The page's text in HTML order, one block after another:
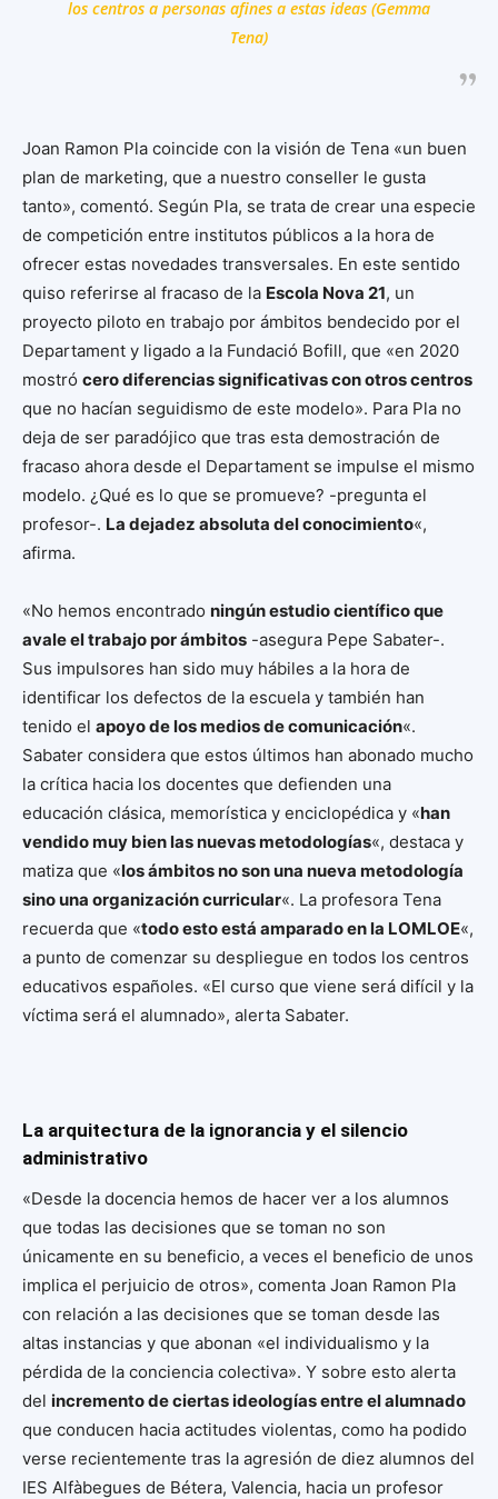
los centros a personas afines a estas ideas (Gemma
Tena)
Joan Ramon Pla coincide con la visión de Tena «un buen
plan de marketing, que a nuestro conseller le gusta
tanto», comentó. Según Pla, se trata de crear una especie
de competición entre institutos públicos a la hora de
ofrecer estas novedades transversales. En este sentido
quiso referirse al fracaso de la Escola Nova 21, un
proyecto piloto en trabajo por ámbitos bendecido por el
Departament y ligado a la Fundació Bofill, que «en 2020
mostró cero diferencias significativas con otros centros
que no hacían seguidismo de este modelo». Para Pla no
deja de ser paradójico que tras esta demostración de
fracaso ahora desde el Departament se impulse el mismo
modelo. ¿Qué es lo que se promueve? -pregunta el
profesor-. La dejadez absoluta del conocimiento«,
afirma.
«No hemos encontrado ningún estudio científico que
avale el trabajo por ámbitos -asegura Pepe Sabater-.
Sus impulsores han sido muy hábiles a la hora de
identificar los defectos de la escuela y también han
tenido el apoyo de los medios de comunicación«.
Sabater considera que estos últimos han abonado mucho
la crítica hacia los docentes que defienden una
educación clásica, memorística y enciclopédica y «han
vendido muy bien las nuevas metodologías«, destaca y
matiza que «los ámbitos no son una nueva metodología
sino una organización curricular«. La profesora Tena
recuerda que «todo esto está amparado en la LOMLOE«,
a punto de comenzar su despliegue en todos los centros
educativos españoles. «El curso que viene será difícil y la
víctima será el alumnado», alerta Sabater.
La arquitectura de la ignorancia y el silencio
administrativo
«Desde la docencia hemos de hacer ver a los alumnos
que todas las decisiones que se toman no son
únicamente en su beneficio, a veces el beneficio de unos
implica el perjuicio de otros», comenta Joan Ramon Pla
con relación a las decisiones que se toman desde las
altas instancias y que abonan «el individualismo y la
pérdida de la conciencia colectiva». Y sobre esto alerta
del incremento de ciertas ideologías entre el alumnado
que conducen hacia actitudes violentas, como ha podido
verse recientemente tras la agresión de diez alumnos del
IES Alfàbegues de Bétera, Valencia, hacia un profesor